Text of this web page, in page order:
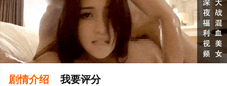
剧情介绍 我要评分